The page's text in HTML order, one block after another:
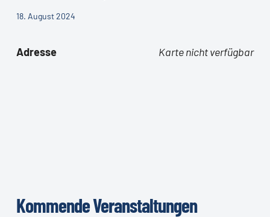
18. August 2024
Karte nicht verfügbar
Adresse
Kommende Veranstaltungen